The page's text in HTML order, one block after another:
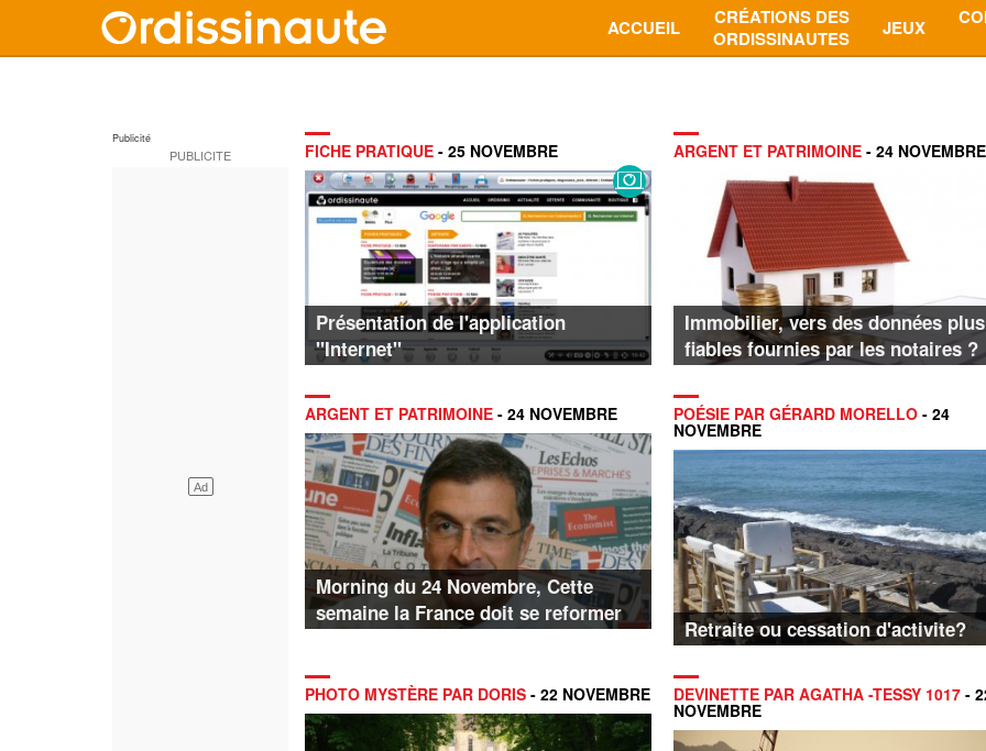
ACCUEIL
CRÉATIONS DES
ORDISSINAUTES
JEUX
FICHE PRATIQUE - 25 NOVEMBRE
Présentation de l'application
"Internet"
ARGENT ET PATRIMOINE - 24 NOVEMBRE
Immobilier, vers des données plus
fiables fournies par les notaires ?
ARGENT ET PATRIMOINE - 24 NOVEMBRE
Morning du 24 Novembre, Cette
semaine la France doit se reformer
POÉSIE PAR GÉRARD MORELLO - 24
NOVEMBRE
Retraite ou cessation d'activite?
PHOTO MYSTÈRE PAR DORIS - 22 NOVEMBRE DEVINETTE PAR AGATHA -TESSY 1017 -
NOVEMBRE